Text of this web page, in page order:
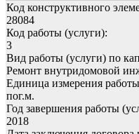
Код конструктивного
28084
Код работы (услуги):
3
Вид работы (услуги) по
Ремонт внутридомовой
Единица измерения
пог.м.
Год завершения работы
2018